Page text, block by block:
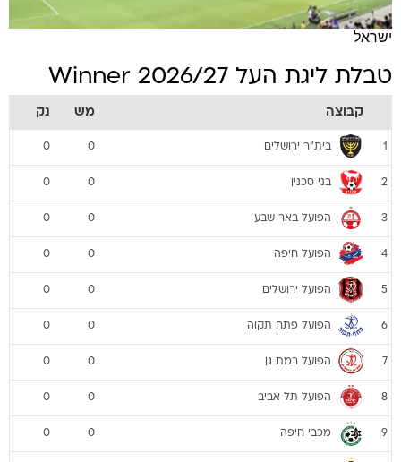
ישראל
טבלת ליגת העל 2026/27 Winner
קבוצה מש נק
1 בית"ר ירושלים 0
0
2 בני סכנין 0
0
3 הפועל באר שבע 0
0
4 הפועל חיפה 0
0
5 הפועל ירושלים 0
0
6 הפועל פתח תקוה 0
0
7 הפועל רמת גן 0
0
8 הפועל תל אביב 0
0
9 מכבי חיפה 0
0